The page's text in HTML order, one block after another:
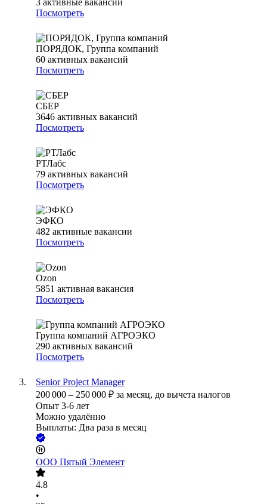
3 активные вакансии
Посмотреть
ПОРЯДОК, Группа компаний
60 активных вакансий
Посмотреть
СБЕР
3646 активных вакансий
Посмотреть
РТЛабс
79 активных вакансий
Посмотреть
ЭФКО
482 активные вакансии
Посмотреть
Ozon
5851 активная вакансия
Посмотреть
Группа компаний АГРОЭКО
290 активных вакансий
Посмотреть
Senior Project Manager
200 000 – 250 000 ₽ за месяц, до вычета налогов
Опыт 3-6 лет
Можно удалённо
Выплаты: Два раза в месяц
ООО Пятый Элемент
4.8
•